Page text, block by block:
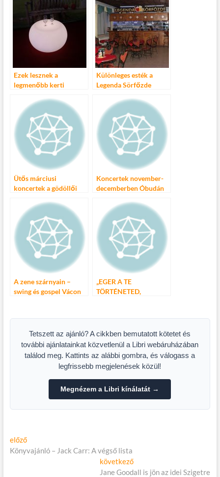
koncertek, filmvetítések
és irodalmi estek a
Nagymező utcában
Ezek lesznek a
legmenőbb kerti
Különleges esték a
Legenda Sörfőzde
Ütős márciusi
koncertek a gödöllői
Koncertek november-
decemberben Óbudán
A zene szárnyain –
swing és gospel Vácon
„EGER A TE
TÖRTÉNETED,
Tetszett az ajánló? A cikkben bemutatott kötetet és
további ajánlatainkat közvetlenül a Libri webáruházában
találod meg. Kattints az alábbi gombra, és válogass a
legfrissebb megjelenések közül!
Megnézem a Libri kínálatát →
Bejegyzés
navigáció
előzőElőző
cikk:
Könyvajánló – Jack Carr: A végső lista
következőKövetkező
cikk:
Jane Goodall is jön az idei Szigetre